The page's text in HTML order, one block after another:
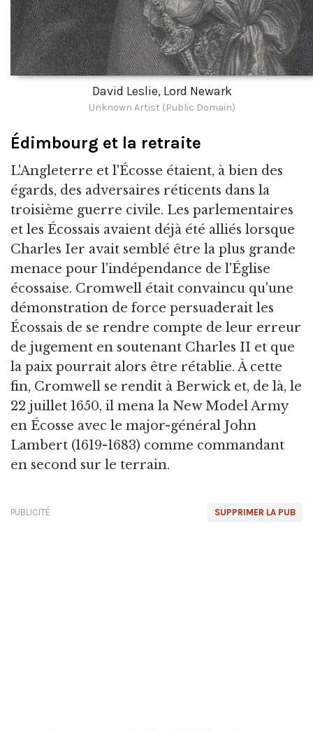
David Leslie, Lord Newark
Unknown Artist (Public Domain)
Édimbourg et la retraite
L'Angleterre et l'Écosse étaient, à bien des
égards, des adversaires réticents dans la
troisième guerre civile. Les parlementaires
et les Écossais avaient déjà été alliés lorsque
Charles Ier avait semblé être la plus grande
menace pour l'indépendance de l'Église
écossaise. Cromwell était convaincu qu'une
démonstration de force persuaderait les
Écossais de se rendre compte de leur erreur
de jugement en soutenant Charles II et que
la paix pourrait alors être rétablie. À cette
fin, Cromwell se rendit à Berwick et, de là, le
22 juillet 1650, il mena la New Model Army
en Écosse avec le major-général John
Lambert (1619-1683) comme commandant
en second sur le terrain.
SUPPRIMER LA PUB
PUBLICITÉ